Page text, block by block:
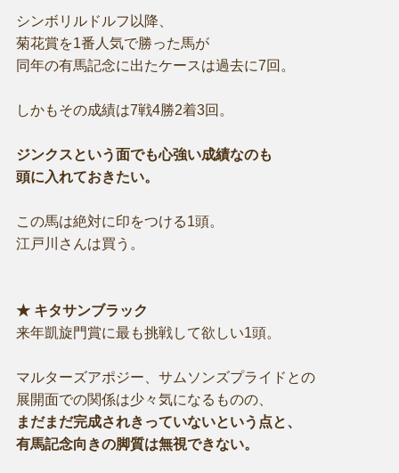
シンボリルドルフ以降、
菊花賞を1番人気で勝った馬が
同年の有馬記念に出たケースは過去に7回。
しかもその成績は7戦4勝2着3回。
ジンクスという面でも心強い成績なのも
頭に入れておきたい。
この馬は絶対に印をつける1頭。
江戸川さんは買う。
★ キタサンブラック
来年凱旋門賞に最も挑戦して欲しい1頭。
マルターズアポジー、サムソンズプライドとの
展開面での関係は少々気になるものの、
まだまだ完成されきっていないという点と、
有馬記念向きの脚質は無視できない。